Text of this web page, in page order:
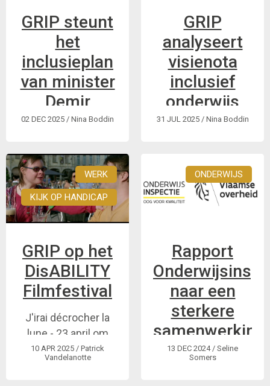
GRIP steunt
het
inclusieplan
van minister
Demir
consultatienota voor
scholen voor
iedereen
02 DEC 2025 / Nina Boddin
GRIP
analyseert
visienota
inclusief
onderwijs
onderwijs
31 JUL 2025/ Nina Boddin
WERK
KIJK OP HANDICAP
GRIP op het
DisABILITY
Filmfestival
J'irai décrocher la
lune - 23 april om
16u, Leuven
10 APR 2025 / Patrick
Vandelanotte
ONDERWIJS
Rapport
naar een
sterkere
samenwerking
13 DEC 2024/ Seline
Somers